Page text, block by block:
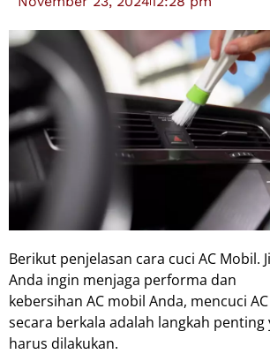
Berikut penjelasan cara cuci AC Mobil.
Anda ingin menjaga performa dan
kebersihan AC mobil Anda, mencuci AC
secara berkala adalah langkah penting
harus dilakukan.